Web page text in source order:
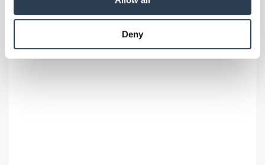
provided to them or that they’ve collected from your use
Weitere Informationen:Impressum Datenschutz
Deny